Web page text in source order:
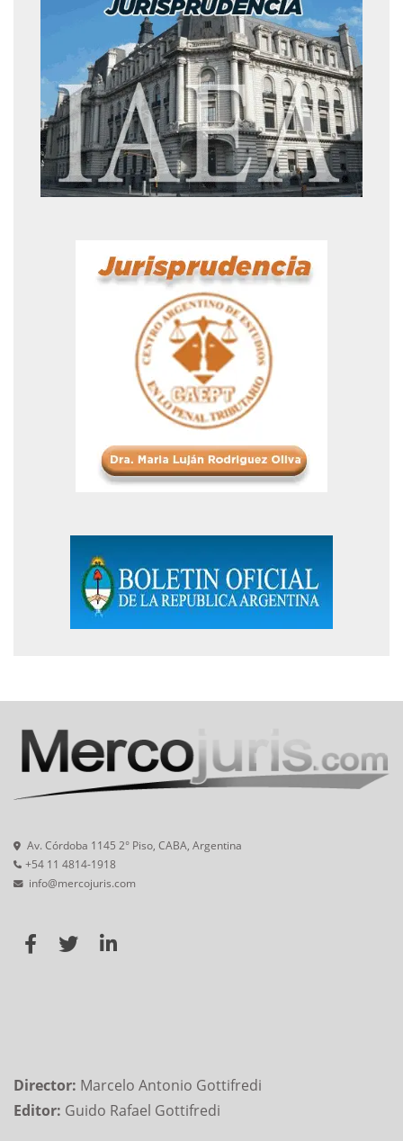
Av. Córdoba 1145 2° Piso, CABA, Argentina
+54 11 4814-1918
info@mercojuris.com
Director: Marcelo Antonio Gottifredi
Editor: Guido Rafael Gottifredi